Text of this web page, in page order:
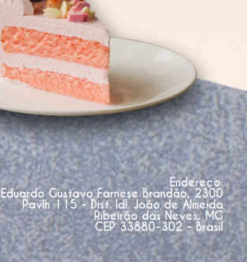
Endereço:
Gustavo Farnese Brandão, 2300
Pavlh 115 - Dist. Idl. João de Almeida
Ribeirão das Neves, MG
CEP 33880-302 - Brasil